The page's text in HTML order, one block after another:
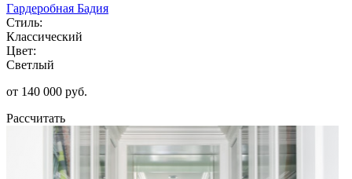
Гардеробная Бадия
Стиль:
Классический
Цвет:
Светлый
от 140 000 руб.
Рассчитать